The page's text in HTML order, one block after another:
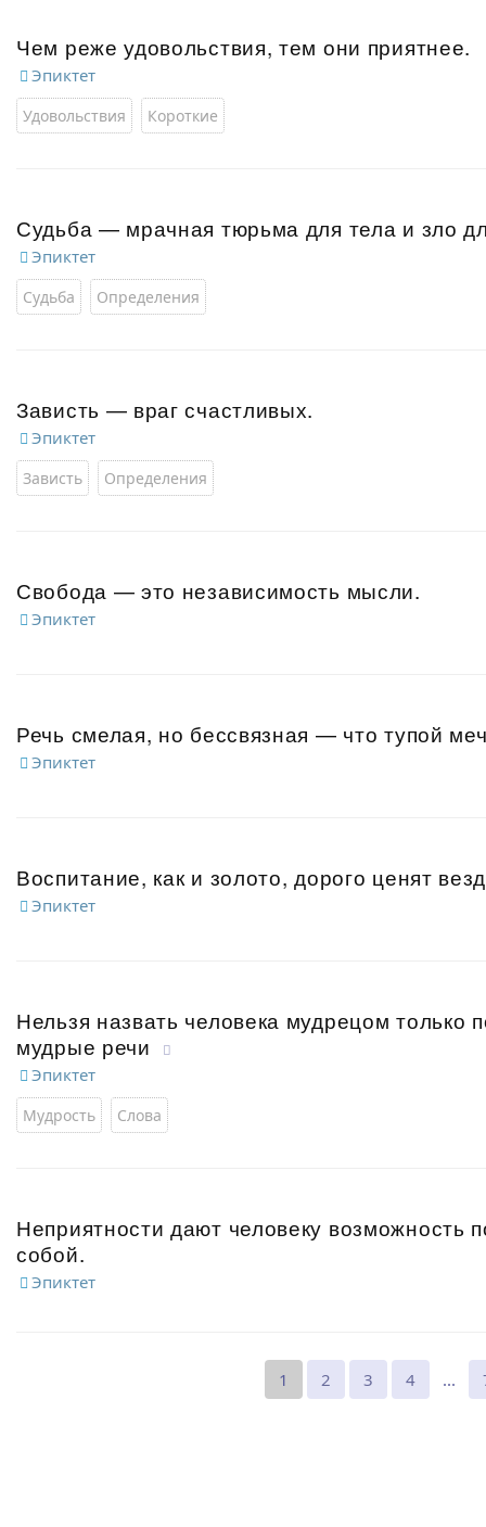
Чем реже удовольствия, тем они приятнее.
Эпиктет
Удовольствия Короткие
Судьба — мрачная тюрьма для тела и зло
Эпиктет
Судьба Определения
Зависть — враг счастливых.
Эпиктет
Зависть Определения
Свобода — это независимость мысли.
Эпиктет
Речь смелая, но бессвязная — что тупой
Эпиктет
Воспитание, как и золото, дорого ценят
Эпиктет
Нельзя назвать человека мудрецом только
мудрые речи
Эпиктет
Мудрость Слова
Неприятности дают человеку возможность
собой.
Эпиктет
1 2 3 4 ...